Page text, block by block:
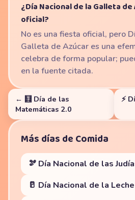
¿Día Nacional de la Galleta de
oficial?
No es una fiesta oficial, pero
Galleta de Azúcar es una
celebra de forma popular;
en la fuente citada.
← 🧮 Día de las
Matemáticas 2.0
⚡
Más días de Comida
🫘 Día Nacional de las
🥛 Día Nacional de la Leche